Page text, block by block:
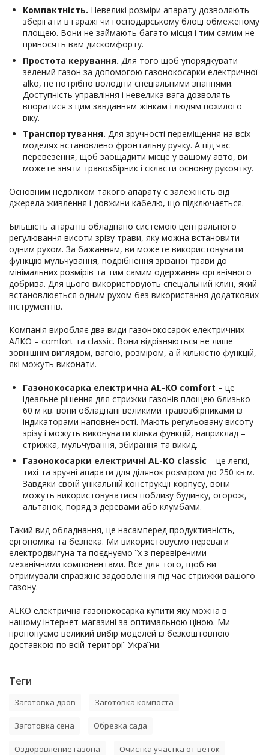
Компактність. Невеликі розміри апарату дозволяють
зберігати в гаражі чи господарському блоці обмеженому
площею. Вони не займають багато місця і тим самим не
приносять вам дискомфорту.
Простота керування. Для того щоб упорядкувати
зелений газон за допомогою газонокосарки електричної
alko, не потрібно володіти спеціальними знаннями.
Доступність управління і невелика вага дозволять
впоратися з цим завданням жінкам і людям похилого
віку.
Транспортування. Для зручності переміщення на всіх
моделях встановлено фронтальну ручку. А під час
перевезення, щоб заощадити місце у вашому авто, ви
можете зняти травозбірник і скласти основну рукоятку.
Основним недоліком такого апарату є залежність від
джерела живлення і довжини кабелю, що підключається.
Більшість апаратів обладнано системою центрального
регулювання висоти зрізу трави, яку можна встановити
одним рухом. За бажанням, ви можете використовувати
функцію мульчування, подрібнення зрізаної трави до
мінімальних розмірів та тим самим одержання органічного
добрива. Для цього використовують спеціальний клин, який
встановлюється одним рухом без використання додаткових
інструментів.
Компанія виробляє два види газонокосарок електричних
АЛКО – comfort та classic. Вони відрізняються не лише
зовнішнім виглядом, вагою, розміром, а й кількістю функцій,
які можуть виконати.
Газонокосарка електрична AL-KO comfort – це
ідеальне рішення для стрижки газонів площею близько
60 м кв. вони обладнані великими травозбірниками із
індикаторами наповненості. Мають регульовану висоту
зрізу і можуть виконувати кілька функцій, наприклад –
стрижка, мульчування, збирання та викид.
Газонокосарки електричні AL-KO classic – це легкі,
тихі та зручні апарати для ділянок розміром до 250 кв.м.
Завдяки своїй унікальній конструкції корпусу, вони
можуть використовуватися поблизу будинку, огорож,
альтанок, поряд з деревами або клумбами.
Такий вид обладнання, це насамперед продуктивність,
ергономіка та безпека. Ми використовуємо переваги
електродвигуна та поєднуємо їх з перевіреними
механічними компонентами. Все для того, щоб ви
отримували справжнє задоволення під час стрижки вашого
газону.
ALKO електрична газонокосарка купити яку можна в
нашому інтернет-магазині за оптимальною ціною. Ми
пропонуємо великий вибір моделей із безкоштовною
доставкою по всій території України.
Теги
Заготовка дров Заготовка компоста
Заготовка сена Обрезка сада
Оздоровление газона Очистка участка от веток